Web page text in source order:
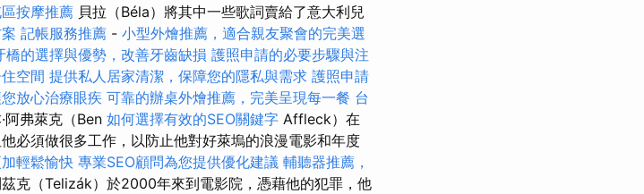
按摩推薦 貝拉（Béla）將其中一些歌詞賣給了意大利兒
記帳服務推薦 - 小型外燴推薦，適合親友聚會的完美選
橋的選擇與優勢，改善牙齒缺損 護照申請的必要步驟與注
空間 提供私人居家清潔，保障您的隱私與需求 護照申請
放心治療眼疾 可靠的辦桌外燴推薦，完美呈現每一餐 台
阿弗萊克（Ben 如何選擇有效的SEO關鍵字 Affleck）在
必須做很多工作，以防止他對好萊塢的浪漫電影和年度
輕鬆愉快 專業SEO顧問為您提供優化建議 輔聽器推薦，
克（Telizák）於2000年來到電影院，憑藉他的犯罪，他